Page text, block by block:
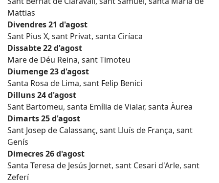
Mattias
Divendres 21 d'agost
Sant Pius X, sant Privat, santa Ciríaca
Dissabte 22 d'agost
Mare de Déu Reina, sant Timoteu
Diumenge 23 d'agost
Santa Rosa de Lima, sant Felip Benici
Dilluns 24 d'agost
Sant Bartomeu, santa Emília de Vialar, santa Àurea
Dimarts 25 d'agost
Sant Josep de Calassanç, sant Lluís de França, sant
Genís
Dimecres 26 d'agost
Santa Teresa de Jesús Jornet, sant Cesari d'Arle, sant
Zeferí